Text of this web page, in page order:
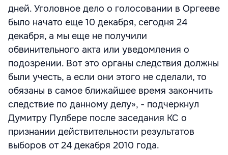
дней. Уголовное дело о голосовании в Оргееве
было начато еще 10 декабря, сегодня 24
декабря, а мы еще не получили
обвинительного акта или уведомления о
подозрении. Вот это органы следствия должны
были учесть, а если они этого не сделали, то
обязаны в самое ближайшее время закончить
следствие по данному делу», - подчеркнул
Думитру Пулбере после заседания КС о
признании действительности результатов
выборов от 24 декабря 2010 года.